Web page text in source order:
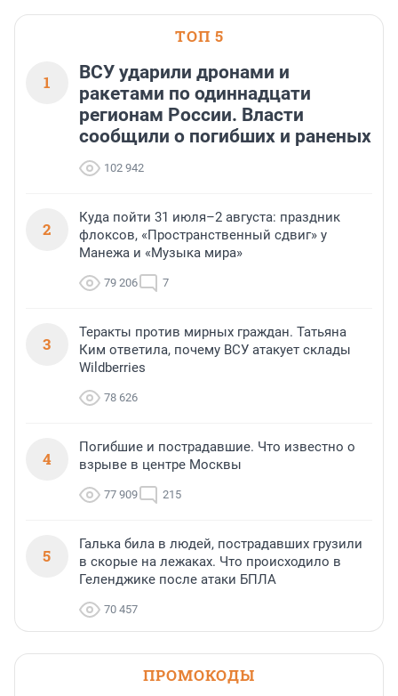
ТОП 5
1
ВСУ ударили дронами и
ракетами по одиннадцати
регионам России. Власти
сообщили о погибших и раненых
102 942
2
Куда пойти 31 июля–2 августа: праздник
флоксов, «Пространственный сдвиг» у
Манежа и «Музыка мира»
79 206 7
3
Теракты против мирных граждан. Татьяна
Ким ответила, почему ВСУ атакует склады
Wildberries
78 626
4
Погибшие и пострадавшие. Что известно о
взрыве в центре Москвы
77 909 215
5
Галька била в людей, пострадавших грузили
в скорые на лежаках. Что происходило в
Геленджике после атаки БПЛА
70 457
ПРОМОКОДЫ